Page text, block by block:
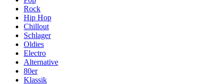
Rock
Hip Hop
Chillout
Schlager
Oldies
Electro
Alternative
80er
Klassik